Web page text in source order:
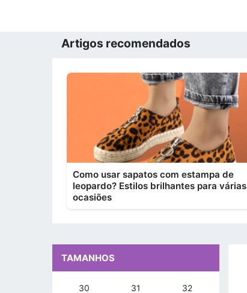
Artigos recomendados
Como usar sapatos com estampa de
leopardo? Estilos brilhantes para várias
ocasiões
TAMANHOS
30 31 32